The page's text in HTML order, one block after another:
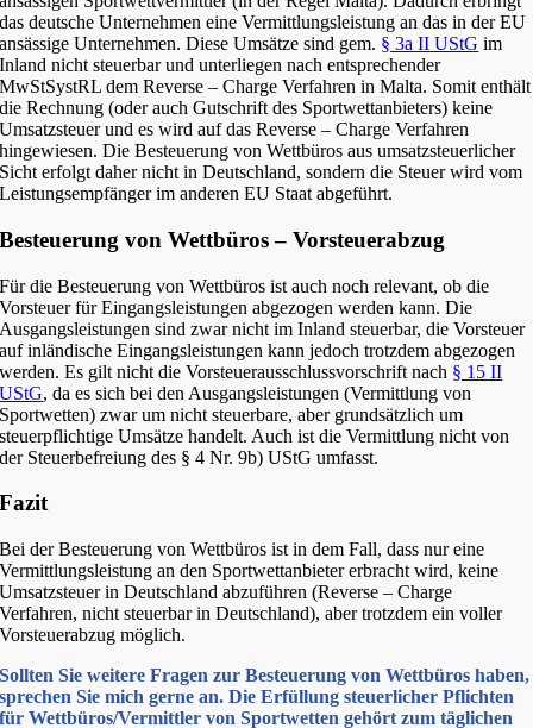
das deutsche Unternehmen eine Vermittlungsleistung an das in der EU
ansässige Unternehmen. Diese Umsätze sind gem. § 3a II UStG im
Inland nicht steuerbar und unterliegen nach entsprechender
MwStSystRL dem Reverse – Charge Verfahren in Malta. Somit enthält
die Rechnung (oder auch Gutschrift des Sportwettanbieters) keine
Umsatzsteuer und es wird auf das Reverse – Charge Verfahren
hingewiesen. Die Besteuerung von Wettbüros aus umsatzsteuerlicher
Sicht erfolgt daher nicht in Deutschland, sondern die Steuer wird vom
Leistungsempfänger im anderen EU Staat abgeführt.
Besteuerung von Wettbüros – Vorsteuerabzug
Für die Besteuerung von Wettbüros ist auch noch relevant, ob die
Vorsteuer für Eingangsleistungen abgezogen werden kann. Die
Ausgangsleistungen sind zwar nicht im Inland steuerbar, die Vorsteuer
auf inländische Eingangsleistungen kann jedoch trotzdem abgezogen
werden. Es gilt nicht die Vorsteuerausschlussvorschrift nach § 15 II
UStG, da es sich bei den Ausgangsleistungen (Vermittlung von
Sportwetten) zwar um nicht steuerbare, aber grundsätzlich um
steuerpflichtige Umsätze handelt. Auch ist die Vermittlung nicht von
der Steuerbefreiung des § 4 Nr. 9b) UStG umfasst.
Fazit
Bei der Besteuerung von Wettbüros ist in dem Fall, dass nur eine
Vermittlungsleistung an den Sportwettanbieter erbracht wird, keine
Umsatzsteuer in Deutschland abzuführen (Reverse – Charge
Verfahren, nicht steuerbar in Deutschland), aber trotzdem ein voller
Vorsteuerabzug möglich.
Sollten Sie weitere Fragen zur Besteuerung von Wettbüros haben,
sprechen Sie mich gerne an. Die Erfüllung steuerlicher Pflichten
für Wettbüros/Vermittler von Sportwetten gehört zum täglichen